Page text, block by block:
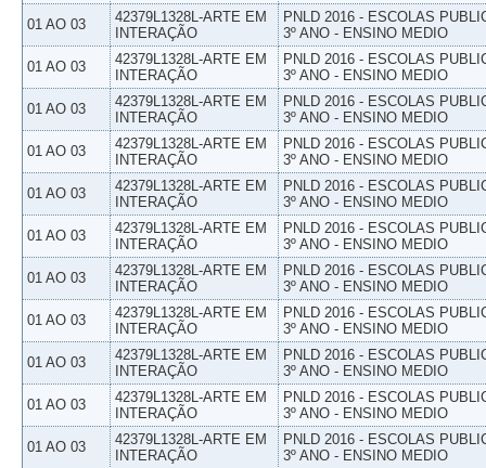
01 AO 03
42379L1328L-ARTE EM
INTERAÇÃO
PNLD 2016 - ESCOLAS
3º ANO - ENSINO MEDIO
01 AO 03
42379L1328L-ARTE EM
INTERAÇÃO
PNLD 2016 - ESCOLAS
3º ANO - ENSINO MEDIO
01 AO 03
42379L1328L-ARTE EM
INTERAÇÃO
PNLD 2016 - ESCOLAS
3º ANO - ENSINO MEDIO
01 AO 03
42379L1328L-ARTE EM
INTERAÇÃO
PNLD 2016 - ESCOLAS
3º ANO - ENSINO MEDIO
01 AO 03
42379L1328L-ARTE EM
INTERAÇÃO
PNLD 2016 - ESCOLAS
3º ANO - ENSINO MEDIO
01 AO 03
42379L1328L-ARTE EM
INTERAÇÃO
PNLD 2016 - ESCOLAS
3º ANO - ENSINO MEDIO
01 AO 03
42379L1328L-ARTE EM
INTERAÇÃO
PNLD 2016 - ESCOLAS
3º ANO - ENSINO MEDIO
01 AO 03
42379L1328L-ARTE EM
INTERAÇÃO
PNLD 2016 - ESCOLAS
3º ANO - ENSINO MEDIO
01 AO 03
42379L1328L-ARTE EM
INTERAÇÃO
PNLD 2016 - ESCOLAS
3º ANO - ENSINO MEDIO
01 AO 03
42379L1328L-ARTE EM
INTERAÇÃO
PNLD 2016 - ESCOLAS
3º ANO - ENSINO MEDIO
01 AO 03
42379L1328L-ARTE EM
INTERAÇÃO
PNLD 2016 - ESCOLAS
3º ANO - ENSINO MEDIO